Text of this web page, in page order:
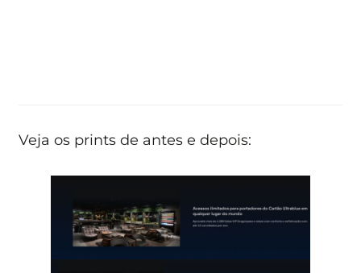
Veja os prints de antes e depois: